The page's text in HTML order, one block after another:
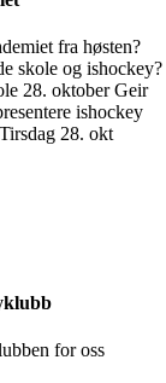
fra høsten?
skole og ishockey?
28. oktober Geir
ishockey
28. okt
for oss